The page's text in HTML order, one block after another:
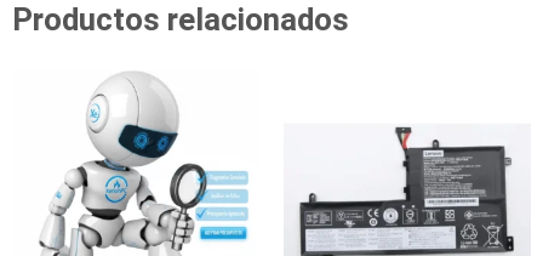
Productos relacionados